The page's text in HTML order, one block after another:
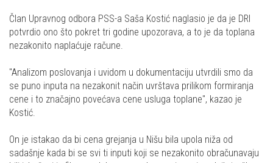
Član Upravnog odbora PSS-a Saša Kostić naglasio je da je DRI
potvrdio ono što pokret tri godine upozorava, a to je da toplana
nezakonito naplaćuje račune.
"Analizom poslovanja i uvidom u dokumentaciju utvrdili smo da
se puno inputa na nezakonit način uvrštava prilikom formiranja
cene i to značajno povećava cene usluga toplane", kazao je
Kostić.
On je istakao da bi cena grejanja u Nišu bila upola niža od
sadašnje kada bi se svi ti inputi koji se nezakonito obračunavaju